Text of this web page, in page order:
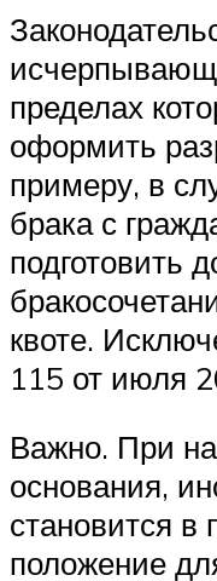
пределах
оформить
примеру, в
брака с
подготовить
квоте.
115 от июля
Важно. При
основания,
становится
положение